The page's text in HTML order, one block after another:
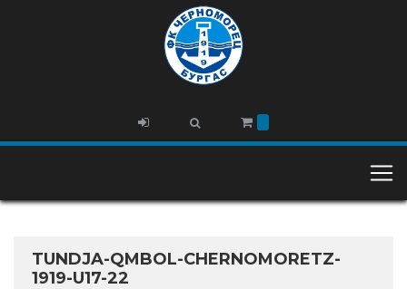
TUNDJA-QMBOL-CHERNOMORETZ-
1919-U17-22